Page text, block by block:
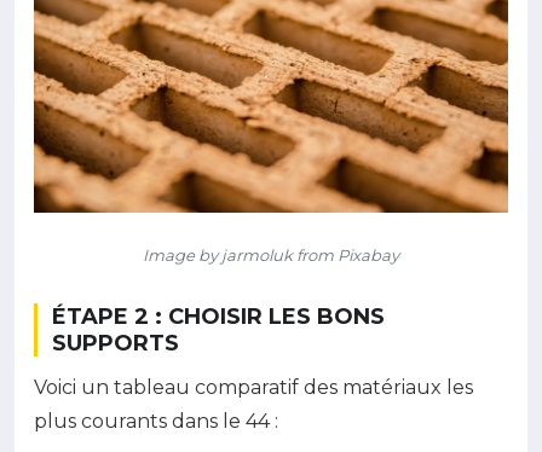
Image by jarmoluk from Pixabay
ÉTAPE 2 : CHOISIR LES BONS
SUPPORTS
Voici un tableau comparatif des matériaux les
plus courants dans le 44 :